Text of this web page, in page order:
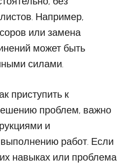
Например,
или замена
может быть
силами.
приступить к
проблем, важно
и
работ. Если
навыках или проблема